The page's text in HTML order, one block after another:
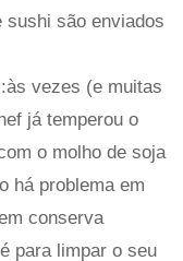
sushi são enviados
vezes (e muitas
já temperou o
o molho de soja
há problema em
conserva
para limpar o seu